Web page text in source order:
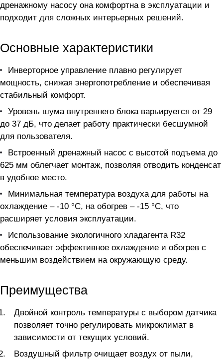
дренажному насосу она комфортна в эксплуатации и
подходит для сложных интерьерных решений.
Основные характеристики
Инверторное управление плавно регулирует
мощность, снижая энергопотребление и обеспечивая
стабильный комфорт.
Уровень шума внутреннего блока варьируется от 29
до 37 дБ, что делает работу практически бесшумной
для пользователя.
Встроенный дренажный насос с высотой подъема до
625 мм облегчает монтаж, позволяя отводить конденсат
в удобное место.
Минимальная температура воздуха для работы на
охлаждение – -10 °C, на обогрев – -15 °C, что
расширяет условия эксплуатации.
Использование экологичного хладагента R32
обеспечивает эффективное охлаждение и обогрев с
меньшим воздействием на окружающую среду.
Преимущества
Двойной контроль температуры с выбором датчика
позволяет точно регулировать микроклимат в
зависимости от текущих условий.
Воздушный фильтр очищает воздух от пыли,